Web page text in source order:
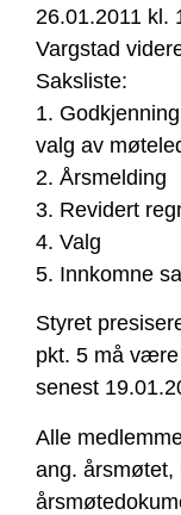
26.01.2011 kl.
Vargstad
Saksliste:
1.
valg av
2. Årsmelding
3. Revidert
4. Valg
5. Innkomne
Styret
pkt. 5 må
senest
Alle
ang. årsmøtet,